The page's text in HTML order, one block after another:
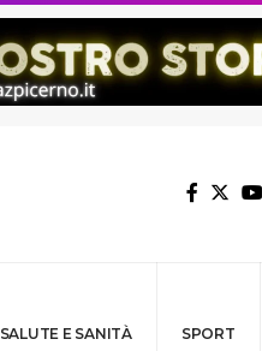
SALUTE E SANITÀ SPORT